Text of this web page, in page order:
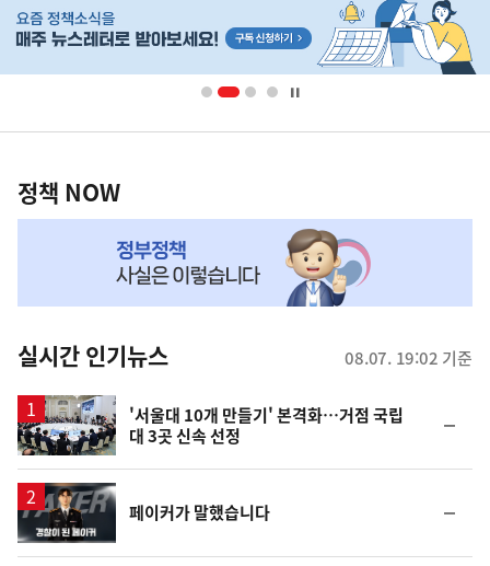
단
배
영
책
NOW,
뉴
스
정책 NOW
실시간 인기뉴스 08.07. 19:02 기준
'서울대 10개 만들기' 본격화…거점 국립
대 3곳 신속 선정
일
영
상
페이커가 말했습니다